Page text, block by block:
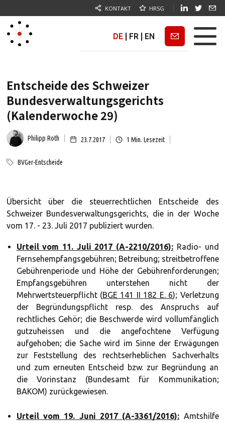
KONTAKT HRSG
DE FR EN Newsletter
Entscheide des Schweizer
Bundesverwaltungsgerichts
(Kalenderwoche 29)
Philipp Roth 23.7.2017 1 Min. Lesezeit
BVGer-Entscheide
Übersicht über die steuerrechtlichen Entscheide des
Schweizer Bundesverwaltungsgerichts, die in der Woche
vom 17. - 23. Juli 2017 publiziert wurden.
Urteil vom 11. Juli 2017 (A-2210/2016): Radio- und
Fernsehempfangsgebühren; Betreibung; streitbetroffene
Gebührenperiode und Höhe der Gebührenforderungen;
Empfangsgebühren unterstehen nicht der
Mehrwertsteuerpflicht (BGE 141 II 182 E. 6); Verletzung
der Begründungspflicht resp. des Anspruchs auf
rechtliches Gehör; die Beschwerde wird vollumfänglich
gutzuheissen und die angefochtene Verfügung
aufgehoben; die Sache wird im Sinne der Erwägungen
zur Feststellung des rechtserheblichen Sachverhalts
und zum erneuten Entscheid bzw. zur Begründung an
die Vorinstanz (Bundesamt für Kommunikation;
BAKOM) zurückgewiesen.
Urteil vom 19. Juni 2017 (A-3361/2016): Amtshilfe